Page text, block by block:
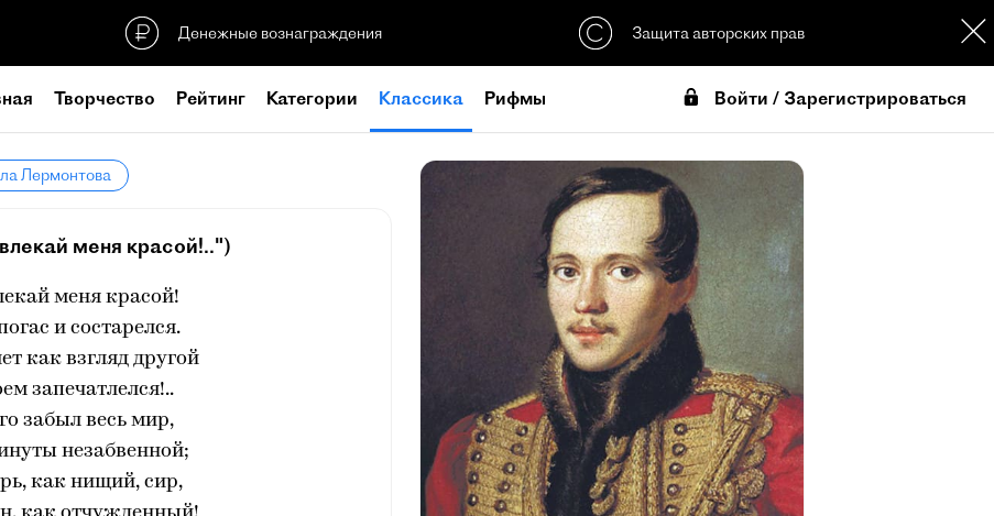
Денежные вознаграждения Защита авторских прав
Творчество Рейтинг Категории Классика Рифмы Войти / Зарегистрироваться
Лермонтова
меня красой!..")
меня красой!
и состарелся.
как взгляд другой
запечатлелся!..
забыл весь мир,
незабвенной;
как нищий, сир,